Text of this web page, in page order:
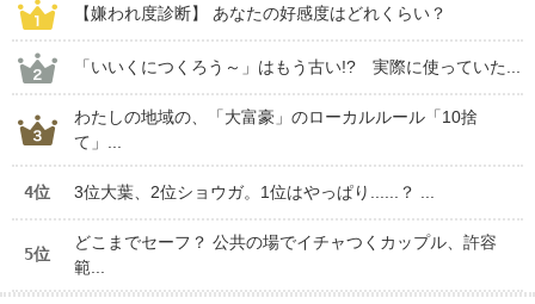
【嫌われ度診断】 あなたの好感度はどれくらい？
「いいくにつくろう～」はもう古い!? 実際に使っていた...
わたしの地域の、「大富豪」のローカルルール「10捨
て」...
4位 3位大葉、2位ショウガ。1位はやっぱり......？ ...
5位
どこまでセーフ？ 公共の場でイチャつくカップル、許容
範...